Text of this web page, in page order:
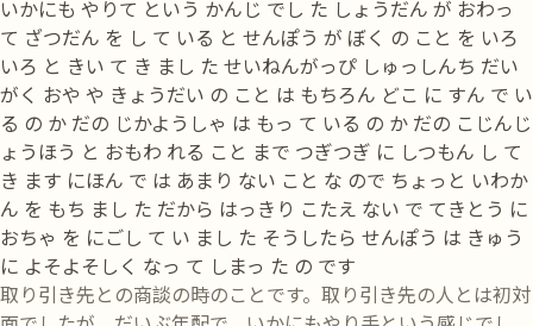
いかにも やりて という かんじ でし た しょうだん が おわっ
て ざつだん を し て いる と せんぽう が ぼく の こと を いろ
いろ と きい て き まし た せいねんがっぴ しゅっしんち だい
がく おや や きょうだい の こと は もちろん どこ に すん で い
る の か だの じかようしゃ は もっ て いる の か だの こじんじ
ょうほう と おもわ れる こと まで つぎつぎ に しつもん し て
き ます にほん で は あまり ない こと な ので ちょっと いわか
ん を もち まし た だから はっきり こたえ ない で てきとう に
おちゃ を にごし て い まし た そうしたら せんぽう は きゅう
に よそよそしく なっ て しまっ た の です
取り引き先との商談の時のことです。取り引き先の人とは初対